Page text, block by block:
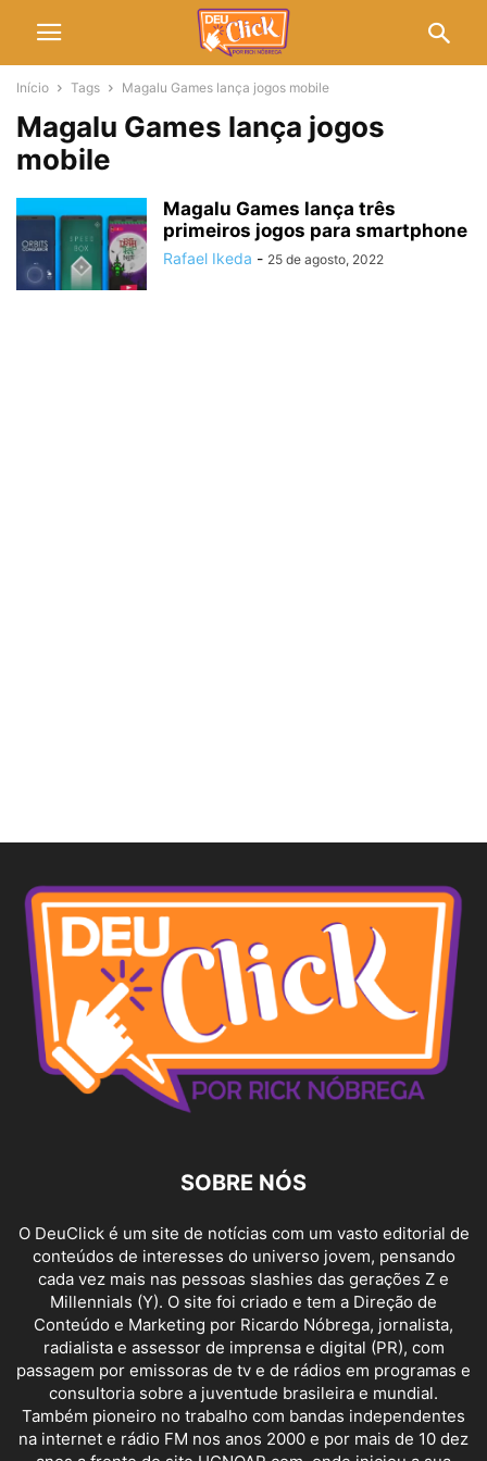
Início Tags Magalu Games lança jogos mobile
Magalu Games lança jogos
mobile
Magalu Games lança três
primeiros jogos para smartphone
Rafael Ikeda - 25 de agosto, 2022
SOBRE NÓS
O DeuClick é um site de notícias com um vasto editorial de
conteúdos de interesses do universo jovem, pensando
cada vez mais nas pessoas slashies das gerações Z e
Millennials (Y). O site foi criado e tem a Direção de
Conteúdo e Marketing por Ricardo Nóbrega, jornalista,
radialista e assessor de imprensa e digital (PR), com
passagem por emissoras de tv e de rádios em programas e
consultoria sobre a juventude brasileira e mundial.
Também pioneiro no trabalho com bandas independentes
na internet e rádio FM nos anos 2000 e por mais de 10 dez